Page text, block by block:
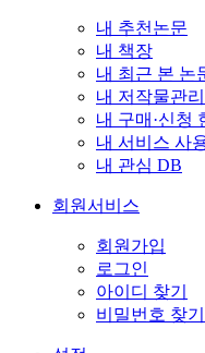
내 추천논문
내 책장
내 최근 본 논
내 저작물관리
내 구매·신청
내 서비스 사
내 관심 DB
회원서비스
회원가입
로그인
아이디 찾기
비밀번호 찾기